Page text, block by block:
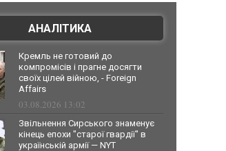
АНАЛІТИКА
Кремль не готовий до
компромісів і прагне досягти
своїх цілей війною, - Foreign
Affairs
03.08.2026 13:02
Звільнення Сирського знаменує
кінець епохи "старої гвардії" в
українській армії — NYT